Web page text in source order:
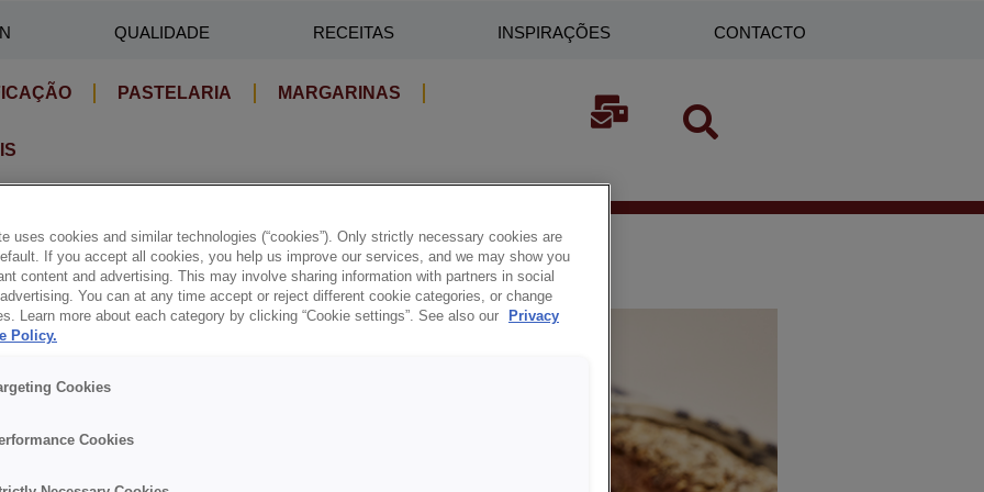
QUALIDADE RECEITAS INSPIRAÇÕES CONTACTO
PASTELARIA MARGARINAS
Grundrecept
uses cookies and similar technologies (“cookies”). Only strictly necessary cookies are
If you accept all cookies, you help us improve our services, and we may show you
content and advertising. This may involve sharing information with partners in social
You can at any time accept or reject different cookie categories, or change
Learn more about each category by clicking “Cookie settings”. See also our
Privacy
Policy.
Cookies
Cookies